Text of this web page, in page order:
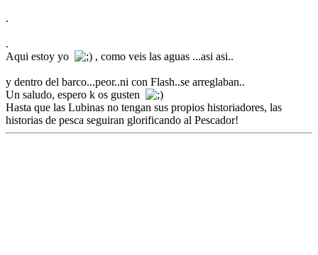
.
.
Aqui estoy yo
, como veis las aguas ...asi asi..
y dentro del barco...peor..ni con Flash..se arreglaban..
Un saludo, espero k os gusten
Hasta que las Lubinas no tengan sus propios historiadores, las
historias de pesca seguiran glorificando al Pescador!